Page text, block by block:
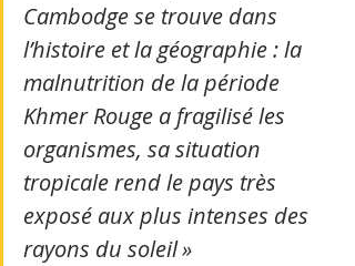
Cambodge se trouve dans
l’histoire et la géographie : la
malnutrition de la période
Khmer Rouge a fragilisé les
organismes, sa situation
tropicale rend le pays très
exposé aux plus intenses des
rayons du soleil »